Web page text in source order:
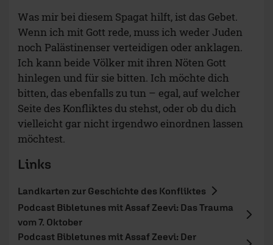
Was mir bei diesem Spagat hilft, ist das Gebet.
Wenn ich mit Gott rede, muss ich weder Juden
noch Palästinenser verteidigen oder anklagen.
Ich kann beide Völker mit ihren Nöten Gott
hinlegen und für sie bitten. Ich möchte dich
bitten, das ebenfalls zu tun – egal, auf welcher
Seite des Konfliktes du stehst, oder ob du dich
vielleicht gar nicht irgendwo einordnen lassen
möchtest.
Links
Landkarten zur Geschichte des Konfliktes
Podcast Bibletunes mit Assaf Zeevi: Das Trauma
vom 7. Oktober
Podcast Bibletunes mit Assaf Zeevi: Der